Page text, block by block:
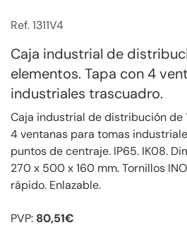
Ref. 1311V4
Caja industrial de
elementos. Tapa con 4
industriales trascuadro.
Caja industrial de distribución de
4 ventanas para tomas
puntos de centraje. IP65. IK08.
270 x 500 x 160 mm. Tornillos
rápido. Enlazable.
PVP: 80,51€